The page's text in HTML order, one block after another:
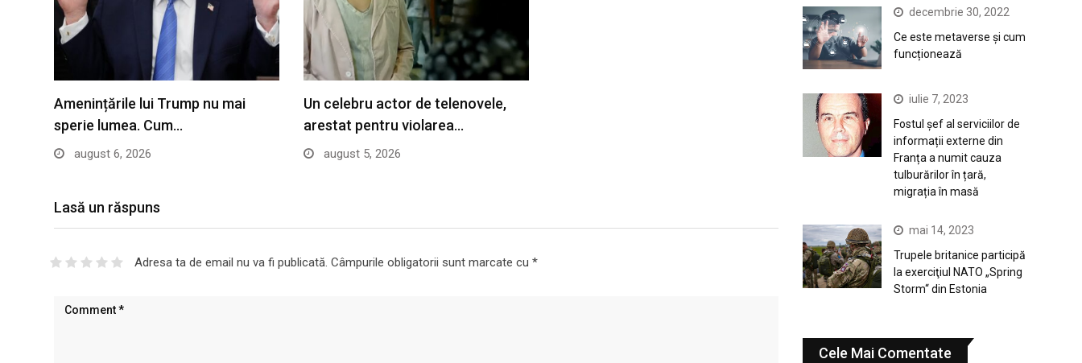
Amenințările lui Trump nu mai
sperie lumea. Cum…
august 6, 2026
Un celebru actor de telenovele,
arestat pentru violarea…
august 5, 2026
Lasă un răspuns
Adresa ta de email nu va fi publicată. Câmpurile obligatorii sunt marcate cu *
decembrie 30, 2022
Ce este metaverse și cum
funcționează
iulie 7, 2023
Fostul șef al serviciilor de
informații externe din
Franța a numit cauza
tulburărilor în țară,
migrația în masă
mai 14, 2023
Trupele britanice participă
la exerciţiul NATO „Spring
Storm“ din Estonia
Cele Mai Comentate